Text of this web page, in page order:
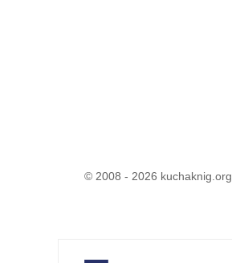
© 2008 - 2026 kuchaknig.org